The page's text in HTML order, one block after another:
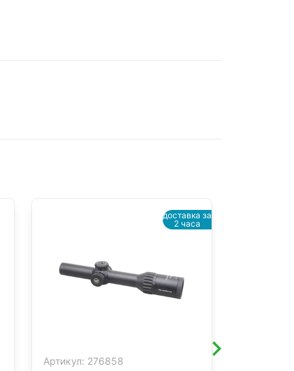
Артикул: 276858
доставка за
2 часа